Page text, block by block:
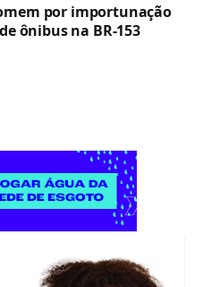
por importunação
ônibus na BR-153